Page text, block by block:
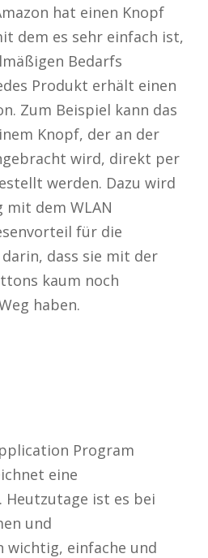
hat einen Knopf
dem es sehr einfach ist,
Bedarfs
Produkt erhält einen
Zum Beispiel kann das
Knopf, der an der
wird, direkt per
werden. Dazu wird
dem WLAN
für die
dass sie mit der
kaum noch
haben.
Program
eine
ist es bei
und
wichtig, einfache und